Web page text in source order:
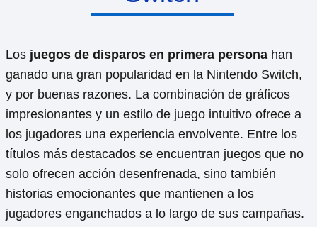
Los juegos de disparos en primera persona han
ganado una gran popularidad en la Nintendo Switch,
y por buenas razones. La combinación de gráficos
impresionantes y un estilo de juego intuitivo ofrece a
los jugadores una experiencia envolvente. Entre los
títulos más destacados se encuentran juegos que no
solo ofrecen acción desenfrenada, sino también
historias emocionantes que mantienen a los
jugadores enganchados a lo largo de sus campañas.